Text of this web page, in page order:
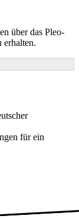
über das Pleo-
erhalten.
für ein